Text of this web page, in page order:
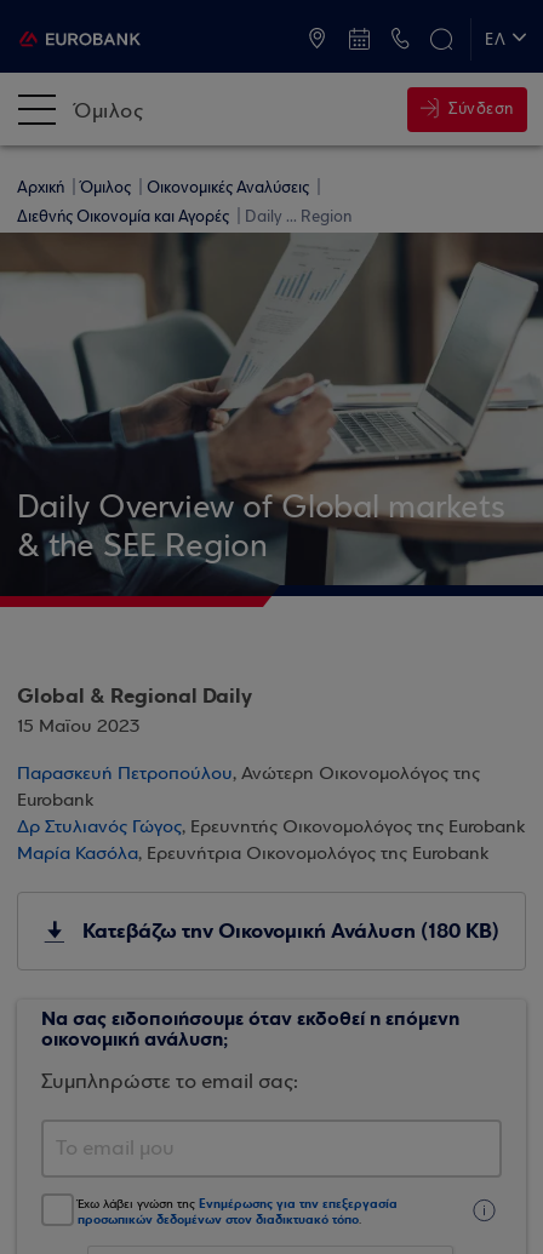
ΕΛ
Όμιλος Σύνδεση
Αρχική Όμιλος
Οικονομικές Αναλύσεις
Διεθνής Οικονομία και Αγορές
Daily ... Region
Daily Overview of Global markets
& the SEE Region
Global & Regional Daily
15 Μαΐου 2023
Παρασκευή Πετροπούλου, Ανώτερη Οικονομολόγος της
Eurobank
Δρ Στυλιανός Γώγος, Ερευνητής Οικονομολόγος της Eurobank
Μαρία Κασόλα, Ερευνήτρια Οικονομολόγος της Eurobank
Κατεβάζω την Οικονομική Ανάλυση (180 KB)
Να σας ειδοποιήσουμε όταν εκδοθεί η επόμενη
οικονομική ανάλυση;
Συμπληρώστε το email σας:
Έχω λάβει γνώση της Ενημέρωσης για την επεξεργασία
προσωπικών δεδομένων στον διαδικτυακό τόπο.